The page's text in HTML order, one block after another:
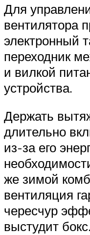
Для
вентилятора
электронный
переходник
и вилкой
устройства.
Держать
длительно
из-за его
же зимой
вентиляция
чересчур
выстудит бокс.